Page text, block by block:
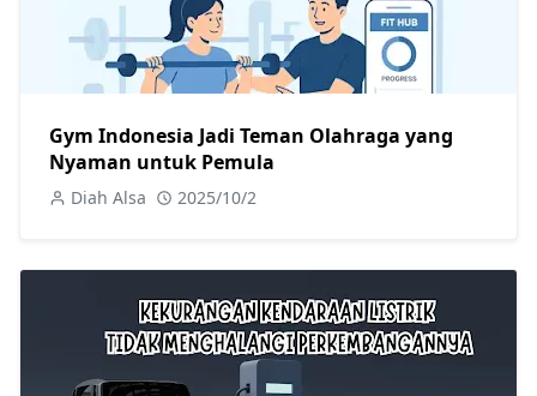
Gym Indonesia Jadi Teman Olahraga yang
Nyaman untuk Pemula
Diah Alsa 2025/10/2